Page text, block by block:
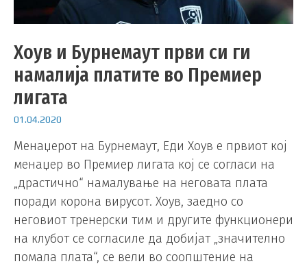
Хоув и Бурнемаут први си ги
намалија платите во Премиер
лигата
01.04.2020
Менаџерот на Бурнемаут, Еди Хоув е првиот кој
менаџер во Премиер лигата кој се согласи на
„драстично“ намалување на неговата плата
поради корона вирусот. Хоув, заедно со
неговиот тренерски тим и другите функционери
на клубот се согласиле да добијат „значително
помала плата“, се вели во соопштение на